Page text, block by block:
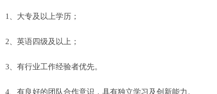
1、大专及以上学历；
2、英语四级及以上；
3、有行业工作经验者优先。
4、有良好的团队合作意识，具有独立学习及创新能力。